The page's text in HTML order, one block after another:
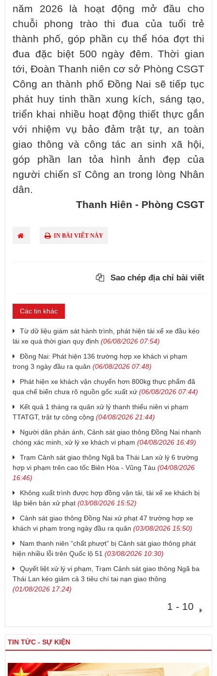
năm 2026 là hoạt động mở đầu cho
chuỗi phong trào thi đua của tuổi trẻ
thành phố, góp phần cụ thể hóa đợt thi
đua đặc biệt 500 ngày đêm. Thời gian
tới, Đoàn Thanh niên cơ sở Phòng CSGT
Công an thành phố Đồng Nai sẽ tiếp tục
phát huy tinh thần xung kích, sáng tạo,
triển khai nhiều hoạt động thiết thực gắn
với nhiệm vụ bảo đảm trật tự, an toàn
giao thông và công tác an sinh xã hội,
góp phần lan tỏa hình ảnh đẹp của
người chiến sĩ Công an trong lòng Nhân
dân.
Thanh Hiên - Phòng CSGT
IN BÀI VIẾT NÀY
Sao chép địa chỉ bài viết
Các tin khác
Từ dữ liệu giám sát hành trình, phát hiện tài xế xe đầu kéo
lái xe quá thời gian quy định (06/08/2026 07:54)
Đồng Nai: Phát hiện 136 trường hợp xe khách vi phạm
trong 3 ngày đầu ra quân (06/08/2026 07:48)
Phát hiện xe khách vận chuyển hơn 800kg thực phẩm đã
qua chế biến chưa rõ nguồn gốc xuất xứ (06/08/2026 07:44)
Kết quả 1 tháng ra quân xử lý thanh thiếu niên vi phạm
TTATGT, trật tự công cộng (04/08/2026 21:44)
Người dân phản ánh, Cảnh sát giao thông Đồng Nai nhanh
chóng xác minh, xử lý xe khách vi phạm (04/08/2026 16:49)
Trạm Cảnh sát giao thông Ngã ba Thái Lan xử lý 6 trường
hợp vi phạm trên cao tốc Biên Hòa - Vũng Tàu (04/08/2026
16:46)
Không xuất trình được hợp đồng vận tải, tài xế xe khách bị
lập biên bản xử phạt (03/08/2026 15:52)
Cảnh sát giao thông Đồng Nai xử phạt 47 trường hợp xe
khách vi phạm trong ngày đầu ra quân (03/08/2026 15:50)
Nam thanh niên “chất phượt” bị Cảnh sát giao thông phát
hiện nhiều lỗi trên Quốc lộ 51 (03/08/2026 10:30)
Quyết liệt xử lý vi phạm, Trạm Cảnh sát giao thông Ngã ba
Thái Lan kéo giảm cả 3 tiêu chí tai nạn giao thông
(01/08/2026 17:24)
1 - 10
TIN TỨC - SỰ KIỆN